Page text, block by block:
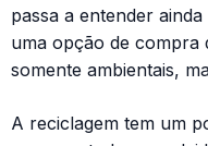
passa a entender
uma opção de compra
somente ambientais,
A reciclagem tem um